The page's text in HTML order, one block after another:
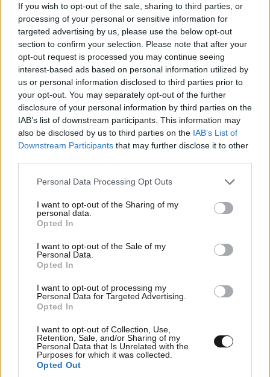
If you wish to opt-out of the sale, sharing to third parties, or
processing of your personal or sensitive information for
targeted advertising by us, please use the below opt-out
section to confirm your selection. Please note that after your
opt-out request is processed you may continue seeing
interest-based ads based on personal information utilized by
us or personal information disclosed to third parties prior to
your opt-out. You may separately opt-out of the further
disclosure of your personal information by third parties on the
IAB’s list of downstream participants. This information may
also be disclosed by us to third parties on the IAB’s List of
Downstream Participants that may further disclose it to other
Please note that this website/app uses one or more Google
not limited to your visit or usage behaviour. You may click to
grant or deny consent to Google and its third-party tags to
use your data for below specified purposes in below Google
consent section.
Personal Data Processing Opt Outs
I want to opt-out of the Sharing of my
personal data.
Opted In
I want to opt-out of the Sale of my
Personal Data.
Opted In
I want to opt-out of processing my
Personal Data for Targeted Advertising.
Opted In
I want to opt-out of Collection, Use,
Retention, Sale, and/or Sharing of my
Personal Data that Is Unrelated with the
Purposes for which it was collected.
Opted Out
Xαρακτήρες: 0/1000
Διαβάστε και ακολουθήστε τους κανόνες σχολιασμού
ΠΡΟΣΘΗΚΗ
Βαρεθήκαμε 01·05·2025 21:01
Να ακούμε για εγκυμονούσες και να λένε πόσο ωραία
πικραμένη που προσπαθεί να αυτόπραγματωθεί με
Απαντήστε